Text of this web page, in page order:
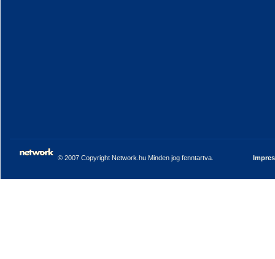
© 2007 Copyright Network.hu Minden jog fenntartva.